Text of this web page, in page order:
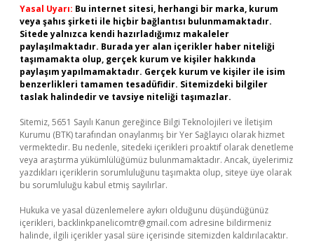
Yasal Uyarı: Bu internet sitesi, herhangi bir marka, kurum
veya şahıs şirketi ile hiçbir bağlantısı bulunmamaktadır.
Sitede yalnızca kendi hazırladığımız makaleler
paylaşılmaktadır. Burada yer alan içerikler haber niteliği
taşımamakta olup, gerçek kurum ve kişiler hakkında
paylaşım yapılmamaktadır. Gerçek kurum ve kişiler ile isim
benzerlikleri tamamen tesadüfidir. Sitemizdeki bilgiler
taslak halindedir ve tavsiye niteliği taşımazlar.
Sitemiz, 5651 Sayılı Kanun gereğince Bilgi Teknolojileri ve İletişim
Kurumu (BTK) tarafından onaylanmış bir Yer Sağlayıcı olarak hizmet
vermektedir. Bu nedenle, sitedeki içerikleri proaktif olarak denetleme
veya araştırma yükümlülüğümüz bulunmamaktadır. Ancak, üyelerimiz
yazdıkları içeriklerin sorumluluğunu taşımakta olup, siteye üye olarak
bu sorumluluğu kabul etmiş sayılırlar.
Hukuka ve yasal düzenlemelere aykırı olduğunu düşündüğünüz
içerikleri, backlinkpanelicomtr@gmail.com adresine bildirmeniz
halinde, ilgili içerikler yasal süre içerisinde sitemizden kaldırılacaktır.